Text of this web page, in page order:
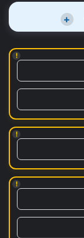
+
!
!
!